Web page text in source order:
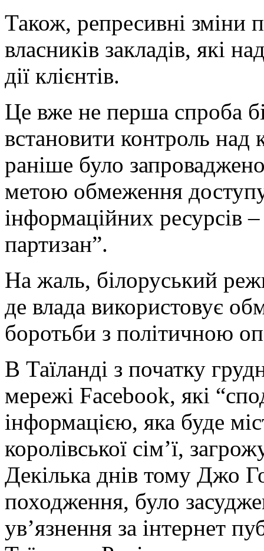
Також, репресивні зміни
власників закладів, які
дії клієнтів.
Це вже не перша спроба
встановити контроль над
раніше було
метою обмеження
інформаційних ресурсів
партизан”.
На жаль, білоруський
де влада використовує
боротьби з політичною
В Таїланді з початку
мережі Facebook, які
інформацією, яка буде
королівської сім’ї,
Декілька днів тому Джо
походження, було
ув’язнення за інтернет